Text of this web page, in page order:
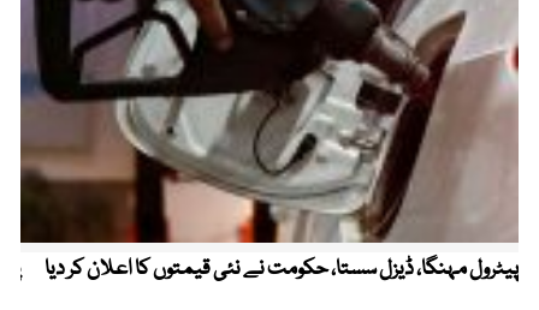
پیٹرول مہنگا، ڈیزل سستا، حکومت نے نئی قیمتوں کا اعلان کر دیا